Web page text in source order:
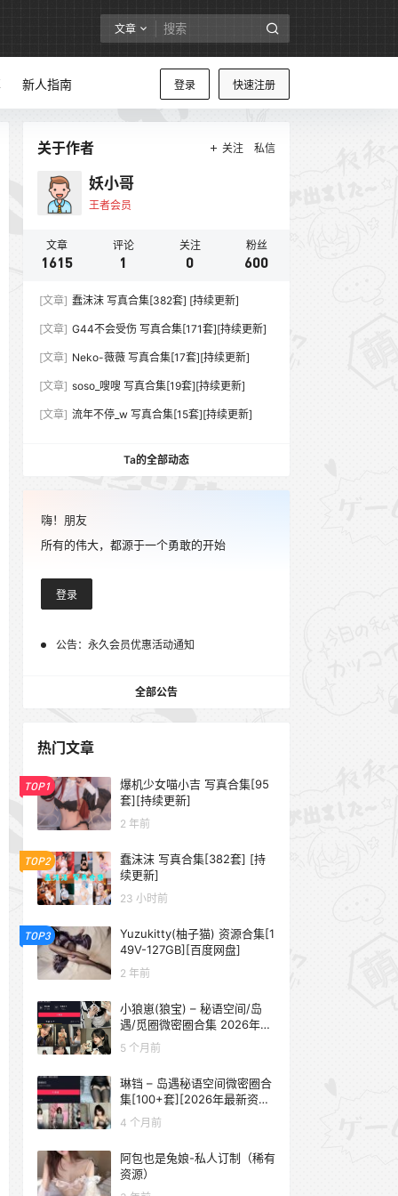
文章
登录 快速注册
新人指南
关于作者 关注 私信
妖小哥
王者会员
文章
1615
评论
1
关注
0
粉丝
600
[文章] 蠢沫沫 写真合集[382套] [持续更新]
[文章] G44不会受伤 写真合集[171套][持续更新]
[文章] Neko-薇薇 写真合集[17套][持续更新]
[文章] soso_嗖嗖 写真合集[19套][持续更新]
[文章] 流年不停_w 写真合集[15套][持续更新]
Ta的全部动态
嗨！朋友
所有的伟大，都源于一个勇敢的开始
登录
公告： 永久会员优惠活动通知
全部公告
热门文章
TOP1
爆机少女喵小吉 写真合集[95
套][持续更新]
2 年前
TOP2
蠢沫沫 写真合集[382套] [持
续更新]
23 小时前
TOP3
Yuzukitty(柚子猫) 资源合集[1
49V-127GB][百度网盘]
2 年前
小狼崽(狼宝) – 秘语空间/岛
遇/觅圈微密圈合集 2026年抖
音资源更新中
5 个月前
琳铛 – 岛遇秘语空间微密圈合
集[100+套][2026年最新资源
更新中]
4 个月前
阿包也是兔娘-私人订制（稀有
资源）